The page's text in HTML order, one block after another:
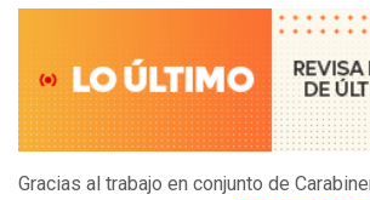
Gracias al trabajo en conjunto de